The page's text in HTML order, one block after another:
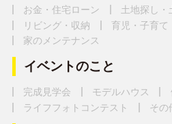
お金・住宅ローン
土地探し・
リビング・収納
育児・子育て
家のメンテナンス
イベントのこと
完成見学会 モデルハウス
ライフフォトコンテスト
その